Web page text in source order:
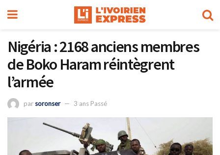
Nigéria : 2168 anciens membres
de Boko Haram réintègrent
l’armée
par soronser 3 ans Passé